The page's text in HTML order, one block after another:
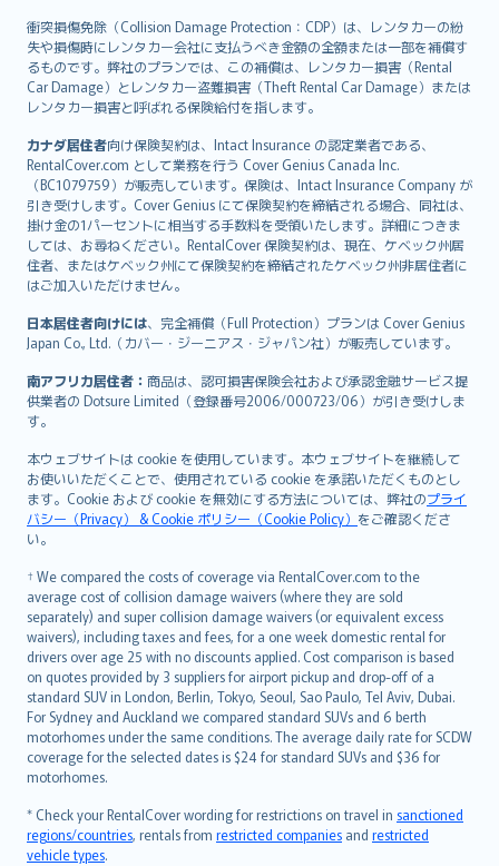
衝突損傷免除（Collision Damage Protection：CDP）は、レンタカーの紛
失や損傷時にレンタカー会社に支払うべき金額の全額または一部を補償す
るものです。弊社のプランでは、この補償は、レンタカー損害（Rental
Car Damage）とレンタカー盗難損害（Theft Rental Car Damage）または
レンタカー損害と呼ばれる保険給付を指します。
カナダ居住者向け保険契約は、Intact Insurance の認定業者である、
RentalCover.com として業務を行う Cover Genius Canada Inc.
（BC1079759）が販売しています。保険は、Intact Insurance Company が
引き受けします。Cover Genius にて保険契約を締結される場合、同社は、
掛け金の1パーセントに相当する手数料を受領いたします。詳細につきま
しては、お尋ねください。RentalCover 保険契約は、現在、ケベック州居
住者、またはケベック州にて保険契約を締結されたケベック州非居住者に
はご加入いただけません。
日本居住者向けには、完全補償（Full Protection）プランは Cover Genius
Japan Co., Ltd.（カバー・ジーニアス・ジャパン社）が販売しています。
南アフリカ居住者： 商品は、認可損害保険会社および承認金融サービス提
供業者の Dotsure Limited（登録番号2006/000723/06）が引き受けしま
す。
本ウェブサイトは cookie を使用しています。本ウェブサイトを継続して
お使いいただくことで、使用されている cookie を承諾いただくものとし
ます。Cookie および cookie を無効にする方法については、弊社のプライ
バシー（Privacy） & Cookie ポリシー（Cookie Policy） をご確認くださ
い。
† We compared the costs of coverage via RentalCover.com to the
average cost of collision damage waivers (where they are sold
separately) and super collision damage waivers (or equivalent excess
waivers), including taxes and fees, for a one week domestic rental for
drivers over age 25 with no discounts applied. Cost comparison is based
on quotes provided by 3 suppliers for airport pickup and drop-off of a
standard SUV in London, Berlin, Tokyo, Seoul, Sao Paulo, Tel Aviv, Dubai.
For Sydney and Auckland we compared standard SUVs and 6 berth
motorhomes under the same conditions. The average daily rate for SCDW
coverage for the selected dates is $24 for standard SUVs and $36 for
motorhomes.
* Check your RentalCover wording for restrictions on travel in sanctioned
regions/countries, rentals from restricted companies and restricted
vehicle types.